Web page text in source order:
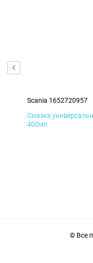
Scania 1652720957
Смазка
400мл
© Все